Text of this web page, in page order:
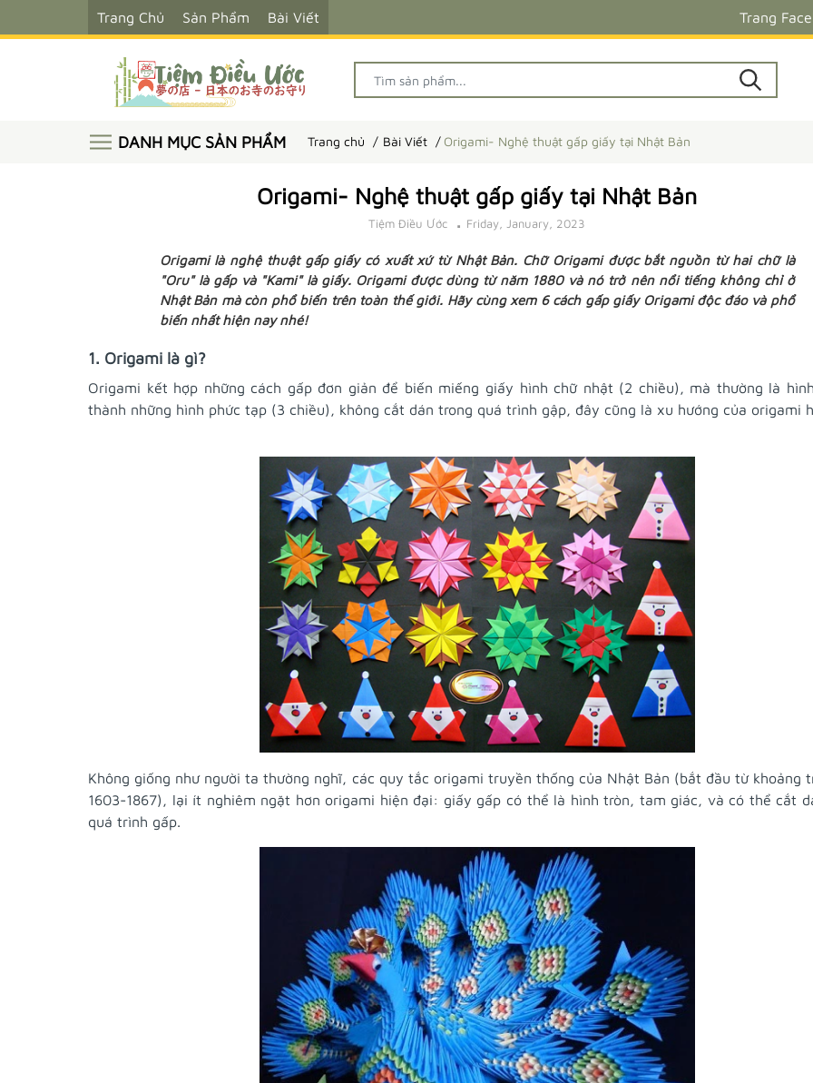
Trang Chủ Sản Phẩm Bài Viết Trang
DANH MỤC SẢN PHẨM Trang chủ Bài Viết Origami- Nghệ thuật gấp giấy tại Nhật Bản
Origami- Nghệ thuật gấp giấy tại Nhật Bản
Tiệm Điều Ước Friday, January, 2023
Origami là nghệ thuật gấp giấy có xuất xứ từ Nhật Bản. Chữ Origami được bắt nguồn từ hai chữ là
"Oru" là gấp và "Kami" là giấy. Origami được dùng từ năm 1880 và nó trở nên nổi tiếng không chỉ ở
Nhật Bản mà còn phổ biến trên toàn thế giới. Hãy cùng xem 6 cách gấp giấy Origami độc đáo và phổ
biến nhất hiện nay nhé!
1. Origami là gì?
Origami kết hợp những cách gấp đơn giản để biến miếng giấy hình chữ nhật (2 chiều), mà thường là
thành những hình phức tạp (3 chiều), không cắt dán trong quá trình gập, đây cũng là xu hướng của origami
Không giống như người ta thường nghĩ, các quy tắc origami truyền thống của Nhật Bản (bắt đầu từ khoảng
1603-1867), lại ít nghiêm ngặt hơn origami hiện đại: giấy gấp có thể là hình tròn, tam giác, và có thể cắt
quá trình gấp.